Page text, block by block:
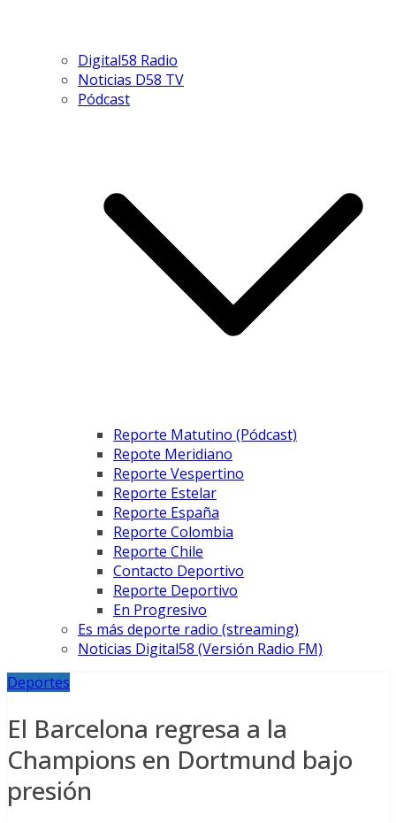
Digital58 Radio
Noticias D58 TV
Pódcast
Reporte Matutino (Pódcast)
Repote Meridiano
Reporte Vespertino
Reporte Estelar
Reporte España
Reporte Colombia
Reporte Chile
Contacto Deportivo
Reporte Deportivo
En Progresivo
Es más deporte radio (streaming)
Noticias Digital58 (Versión Radio FM)
Deportes
El Barcelona regresa a la
Champions en Dortmund bajo
presión